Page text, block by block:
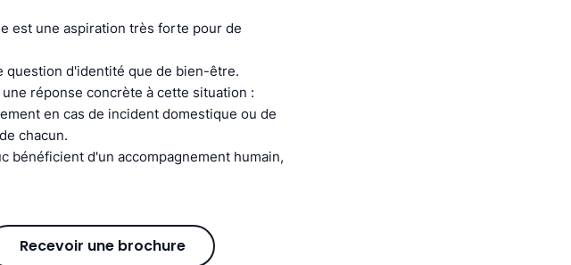
est une aspiration très forte pour de
question d'identité que de bien-être.
réponse concrète à cette situation :
en cas de incident domestique ou de
chacun.
bénéficient d'un accompagnement humain,
Recevoir une brochure